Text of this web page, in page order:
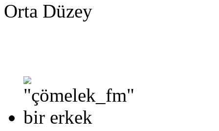
Orta Düzey